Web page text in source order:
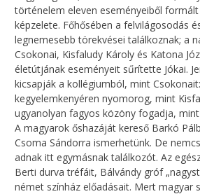
történelem eleven eseményeiből
képzelete. Főhősében a felvilágosodás
legnemesebb törekvései találkoznak; a
Csokonai, Kisfaludy Károly és Katona
életútjának eseményeit sűrítette Jókai.
kicsapják a kollégiumból, mint
kegyelemkenyéren nyomorog, mint
ugyanolyan fagyos közöny fogadja,
A magyarok őshazáját kereső Barkó
Csoma Sándorra ismerhetünk. De
adnak itt egymásnak találkozót. Az
Berti durva tréfáit, Bálvándy gróf
német színház előadásait. Mert magyar